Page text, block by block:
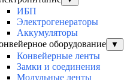
ИБП
Электрогенераторы
Аккумуляторы
оборудование
▼
Конвейерные ленты
Замки и соединения
Модульные ленты